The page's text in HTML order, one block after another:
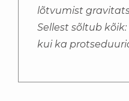
lõtvumist
Sellest sõltub
kui ka